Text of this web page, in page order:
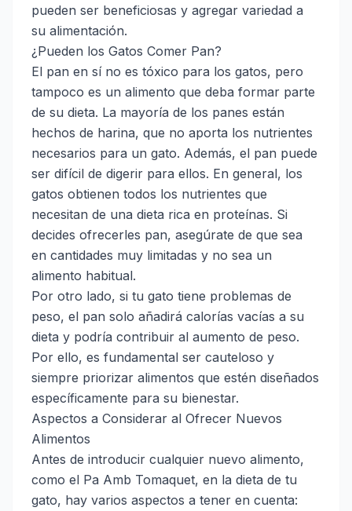
pueden ser beneficiosas y agregar variedad a
su alimentación.
¿Pueden los Gatos Comer Pan?
El pan en sí no es tóxico para los gatos, pero
tampoco es un alimento que deba formar parte
de su dieta. La mayoría de los panes están
hechos de harina, que no aporta los nutrientes
necesarios para un gato. Además, el pan puede
ser difícil de digerir para ellos. En general, los
gatos obtienen todos los nutrientes que
necesitan de una dieta rica en proteínas. Si
decides ofrecerles pan, asegúrate de que sea
en cantidades muy limitadas y no sea un
alimento habitual.
Por otro lado, si tu gato tiene problemas de
peso, el pan solo añadirá calorías vacías a su
dieta y podría contribuir al aumento de peso.
Por ello, es fundamental ser cauteloso y
siempre priorizar alimentos que estén diseñados
específicamente para su bienestar.
Aspectos a Considerar al Ofrecer Nuevos
Alimentos
Antes de introducir cualquier nuevo alimento,
como el Pa Amb Tomaquet, en la dieta de tu
gato, hay varios aspectos a tener en cuenta: